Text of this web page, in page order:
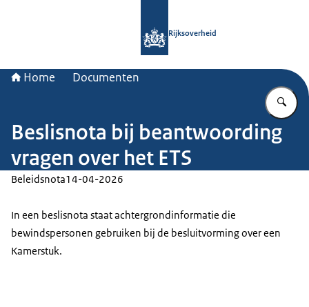
Rijksoverheid
Home Documenten
Beslisnota bij beantwoording
vragen over het ETS
Beleidsnota14-04-2026
In een beslisnota staat achtergrondinformatie die
bewindspersonen gebruiken bij de besluitvorming over een
Kamerstuk.